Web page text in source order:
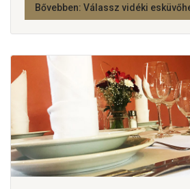
Bővebben: Válassz vidéki